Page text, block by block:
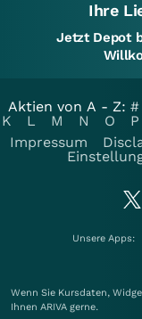
Ihre
Jetzt Depot
Aktien von A - Z: #
K
L M N O P
Impressum
Unsere Apps:
Wenn Sie Kursdaten,
Ihnen ARIVA gerne.